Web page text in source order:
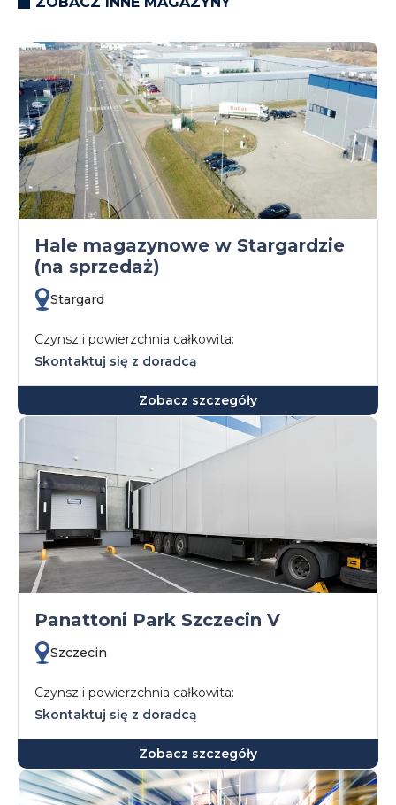
Hale magazynowe w Stargardzie
(na sprzedaż)
Stargard
Czynsz i powierzchnia całkowita:
Skontaktuj się z doradcą
Zobacz szczegóły
Panattoni Park Szczecin V
Szczecin
Czynsz i powierzchnia całkowita:
Skontaktuj się z doradcą
Zobacz szczegóły